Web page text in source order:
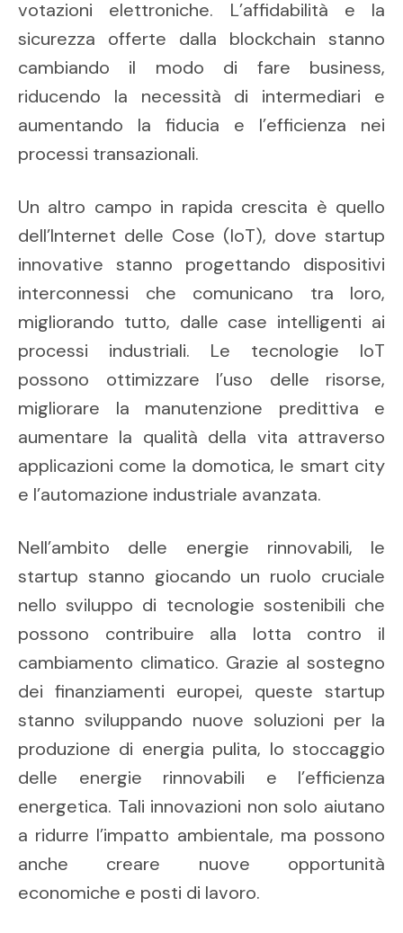
votazioni elettroniche. L’affidabilità e la
sicurezza offerte dalla blockchain stanno
cambiando il modo di fare business,
riducendo la necessità di intermediari e
aumentando la fiducia e l’efficienza nei
processi transazionali.
Un altro campo in rapida crescita è quello
dell’Internet delle Cose (IoT), dove startup
innovative stanno progettando dispositivi
interconnessi che comunicano tra loro,
migliorando tutto, dalle case intelligenti ai
processi industriali. Le tecnologie IoT
possono ottimizzare l’uso delle risorse,
migliorare la manutenzione predittiva e
aumentare la qualità della vita attraverso
applicazioni come la domotica, le smart city
e l’automazione industriale avanzata.
Nell’ambito delle energie rinnovabili, le
startup stanno giocando un ruolo cruciale
nello sviluppo di tecnologie sostenibili che
possono contribuire alla lotta contro il
cambiamento climatico. Grazie al sostegno
dei finanziamenti europei, queste startup
stanno sviluppando nuove soluzioni per la
produzione di energia pulita, lo stoccaggio
delle energie rinnovabili e l’efficienza
energetica. Tali innovazioni non solo aiutano
a ridurre l’impatto ambientale, ma possono
anche creare nuove opportunità
economiche e posti di lavoro.